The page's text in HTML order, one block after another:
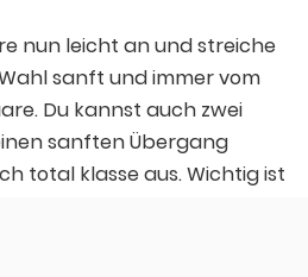
nun leicht an und streiche
sanft und immer vom
Du kannst auch zwei
sanften Übergang
total klasse aus. Wichtig ist